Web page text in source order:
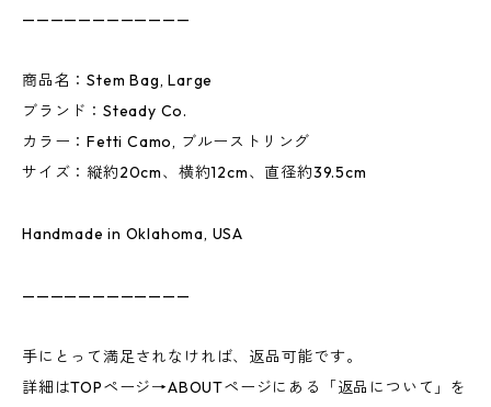
————————————
商品名：Stem Bag, Large
ブランド：Steady Co.
カラー：Fetti Camo, ブルーストリング
サイズ：縦約20cm、横約12cm、直径約39.5cm
Handmade in Oklahoma, USA
————————————
手にとって満足されなければ、返品可能です。
詳細はTOPページ→ABOUTページにある「返品について」を